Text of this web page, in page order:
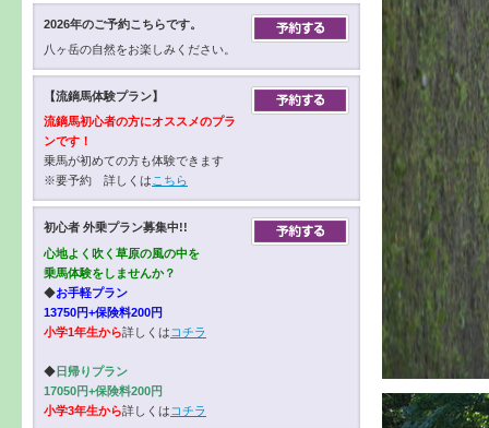
2026年のご予約こちらです。
八ヶ岳の自然をお楽しみください。
【流鏑馬体験プラン】
流鏑馬初心者の方にオススメのプラ
ンです！
乗馬が初めての方も体験できます
※要予約 詳しくは こちら
初心者 外乗プラン募集中!!
心地よく吹く草原の風の中を
乗馬体験をしませんか？
◆お手軽プラン
13750円+保険料200円
小学1年生から詳しくは コチラ
◆日帰りプラン
17050円+保険料200円
小学3年生から詳しくは コチラ